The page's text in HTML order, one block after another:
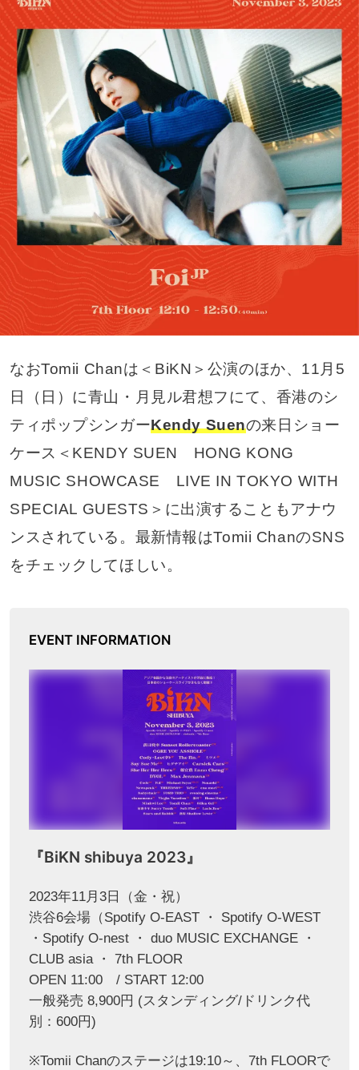
なおTomii Chanは＜BiKN＞公演のほか、11月5
日（日）に青山・月見ル君想フにて、香港のシ
ティポップシンガーKendy Suenの来日ショー
ケース＜KENDY SUEN HONG KONG
MUSIC SHOWCASE LIVE IN TOKYO WITH
SPECIAL GUESTS＞に出演することもアナウ
ンスされている。最新情報はTomii ChanのSNS
をチェックしてほしい。
EVENT INFORMATION
『BiKN shibuya 2023』
2023年11月3日（金・祝）
渋谷6会場（Spotify O-EAST ・ Spotify O-WEST
・Spotify O-nest ・ duo MUSIC EXCHANGE ・
CLUB asia ・ 7th FLOOR
OPEN 11:00 / START 12:00
一般発売 8,900円 (スタンディング/ドリンク代
別：600円)
※Tomii Chanのステージは19:10～、7th FLOORで